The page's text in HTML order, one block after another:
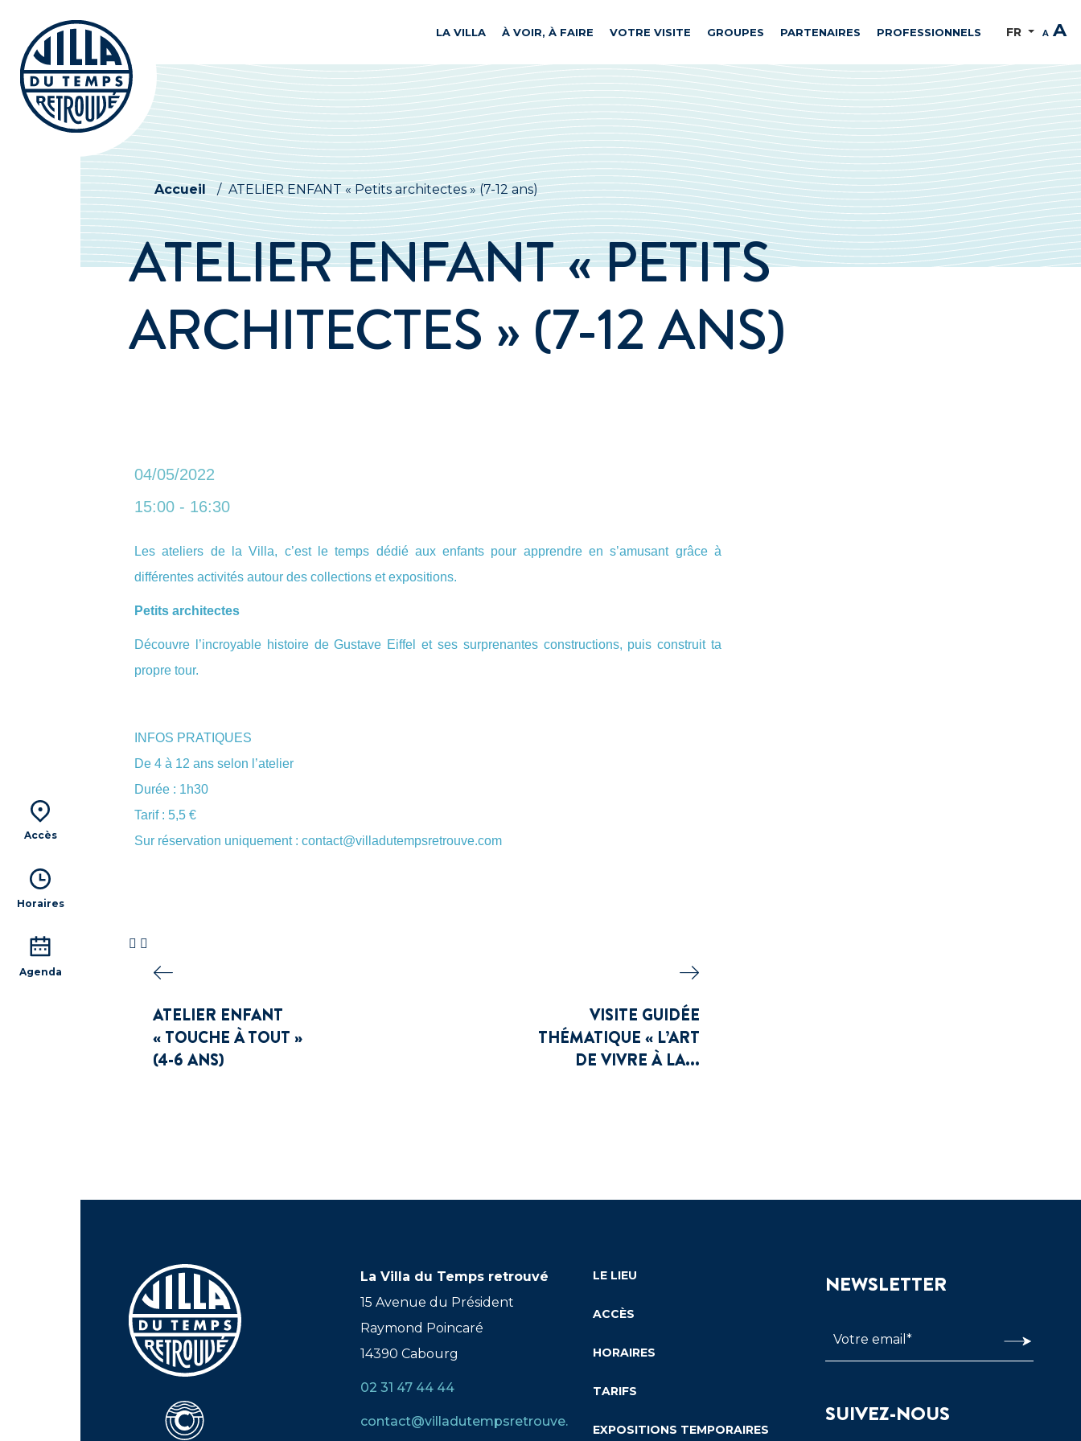
LA VILLA À VOIR, À FAIRE VOTRE VISITE GROUPES PARTENAIRES PROFESSIONNELS FR A A
Accueil / ATELIER ENFANT « Petits architectes » (7-12 ans)
ATELIER ENFANT « PETITS
ARCHITECTES » (7-12 ANS)
04/05/2022
15:00 - 16:30
Les ateliers de la Villa, c’est le temps dédié aux enfants pour apprendre en s’amusant grâce à
différentes activités autour des collections et expositions.
Petits architectes
Découvre l’incroyable histoire de Gustave Eiffel et ses surprenantes constructions, puis construit ta
propre tour.
INFOS PRATIQUES
De 4 à 12 ans selon l’atelier
Durée : 1h30
Tarif : 5,5 €
Sur réservation uniquement : contact@villadutempsretrouve.com
ATELIER ENFANT
« TOUCHE À TOUT »
(4-6 ANS)
VISITE GUIDÉE
THÉMATIQUE « L’ART
DE VIVRE À LA...
La Villa du Temps retrouvé
15 Avenue du Président
Raymond Poincaré
14390 Cabourg
02 31 47 44 44
contact@villadutempsretrouve.
LE LIEU
ACCÈS
HORAIRES
TARIFS
EXPOSITIONS TEMPORAIRES
NEWSLETTER
SUIVEZ-NOUS
Accès
Horaires
Agenda